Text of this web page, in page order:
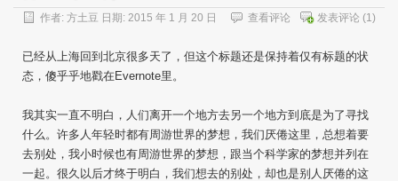
作者: 方土豆 日期: 2015 年 1 月 20 日 发表评论 (1)
查看评论
已经从上海回到北京很多天了，但这个标题还是保持着仅有标题的状
态，傻乎乎地戳在Evernote里。
我其实一直不明白，人们离开一个地方去另一个地方到底是为了寻找
什么。许多人年轻时都有周游世界的梦想，我们厌倦这里，总想着要
去别处，我小时候也有周游世界的梦想，跟当个科学家的梦想并列在
一起。很久以后才终于明白，我们想去的别处，却也是别人厌倦的这